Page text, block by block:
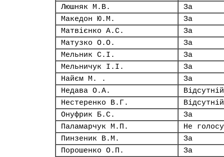
Люшняк М.В.
За
Македон Ю.М.
За
Матвієнко А.С.
За
Матузко О.О.
За
Мельник С.І.
За
Мельничук І.І.
За
Найєм М. .
За
Недава О.А.
Відсутній
Нестеренко В.Г.
Відсутній
Онуфрик Б.С.
За
Паламарчук М.П.
Не
Пинзеник В.М.
За
Порошенко О.П.
За